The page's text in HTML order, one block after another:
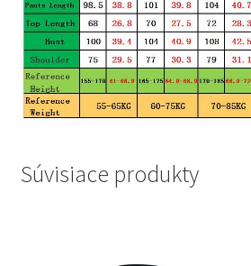
Súvisiace produkty